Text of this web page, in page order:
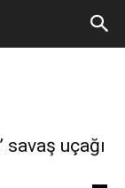
savaş uçağı